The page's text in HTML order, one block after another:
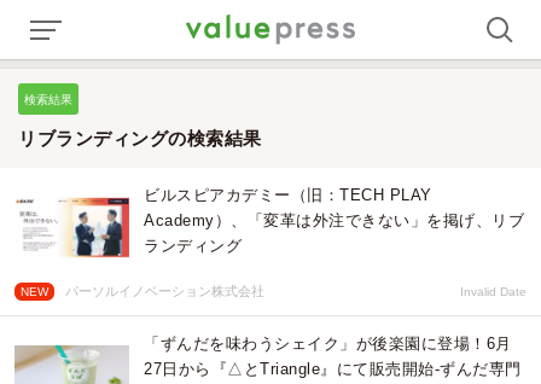
検索結果
リブランディングの検索結果
ビルスピアカデミー（旧：TECH PLAY
Academy）、「変革は外注できない」を掲げ、リブ
ランディング
NEW パーソルイノベーション株式会社 Invalid Date
「ずんだを味わうシェイク」が後楽園に登場！6月
27日から『△とTriangle』にて販売開始-ずんだ専門